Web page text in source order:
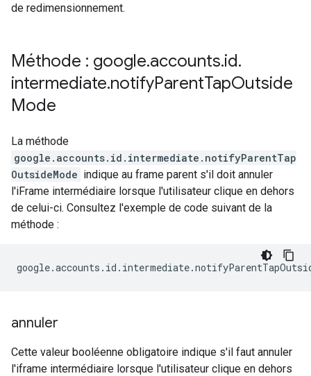
de redimensionnement.
Méthode : google.accounts.id.
intermediate.notifyParentTapOutside
Mode
La méthode
google.accounts.id.intermediate.notifyParentTap
OutsideMode indique au frame parent s'il doit annuler
l'iFrame intermédiaire lorsque l'utilisateur clique en dehors
de celui-ci. Consultez l'exemple de code suivant de la
méthode :
google.accounts . id . intermediate.
annuler
Cette valeur booléenne obligatoire indique s'il faut annuler
l'iframe intermédiaire lorsque l'utilisateur clique en dehors